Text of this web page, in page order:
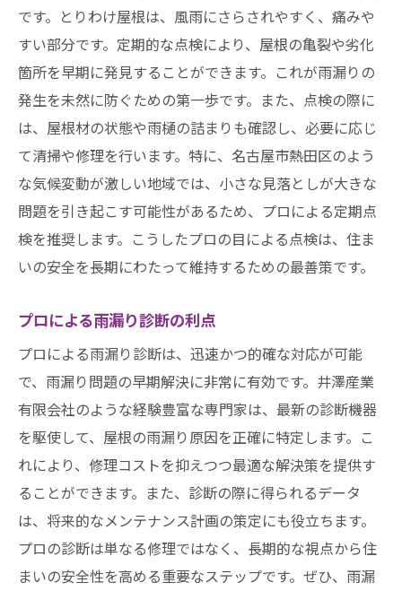
地域に合わせた屋根構造の提案
気候変動に対応する修繕技術
地元に根ざした屋根修理業者の選び方
です。とりわけ屋根は、風雨にさらされやすく、痛みや
すい部分です。定期的な点検により、屋根の亀裂や劣化
箇所を早期に発見することができます。これが雨漏りの
発生を未然に防ぐための第一歩です。また、点検の際に
は、屋根材の状態や雨樋の詰まりも確認し、必要に応じ
て清掃や修理を行います。特に、名古屋市熱田区のよう
な気候変動が激しい地域では、小さな見落としが大きな
問題を引き起こす可能性があるため、プロによる定期点
検を推奨します。こうしたプロの目による点検は、住ま
いの安全を長期にわたって維持するための最善策です。
プロによる雨漏り診断の利点
プロによる雨漏り診断は、迅速かつ的確な対応が可能
で、雨漏り問題の早期解決に非常に有効です。井澤産業
有限会社のような経験豊富な専門家は、最新の診断機器
を駆使して、屋根の雨漏り原因を正確に特定します。こ
れにより、修理コストを抑えつつ最適な解決策を提供す
ることができます。また、診断の際に得られるデータ
は、将来的なメンテナンス計画の策定にも役立ちます。
プロの診断は単なる修理ではなく、長期的な視点から住
まいの安全性を高める重要なステップです。ぜひ、雨漏